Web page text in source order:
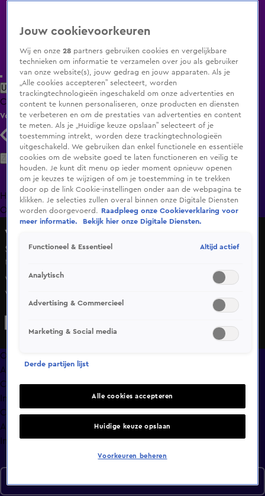
Uitzending Gemist Populaire programma's Zenders Genres
ClipsFilmsRadioSmart TV inlogShop
Volg KIJK
Zoeken
HomeUitzending Gemist Programma's De Bondgenoten
OranjezomerLivestreamsShop
Vandaag Inside
Seizoen 9, aflevering 91
Ma 25 mei, 21:36
Wilfred Genee, Johan Derksen, René van der Gijp en
Valentijn Driessen bespreken in razendsnel tempo de
actualiteit: kritiek van Catherine Keyl, slecht nieuws voor
Overzicht
Afleveringen
Clips
In de wandelgangen
Compilaties
Anderen keken ook
Info
Jouw cookievoorkeuren
Wij en onze28 partners gebruiken cookies en vergelijkbare
technieken om informatie te verzamelen over jou als gebruiker
van onze website(s), jouw gedrag en jouw apparaten. Als je
„Alle cookies accepteren” selecteert, worden
trackingtechnologieën ingeschakeld om onze advertenties en
content te kunnen personaliseren, onze producten en diensten
te verbeteren en om de prestaties van advertenties en content
te meten. Als je „Huidige keuze opslaan” selecteert of je
toestemming intrekt, worden deze trackingtechnologieën
uitgeschakeld. We gebruiken dan enkel functionele en essentiële
cookies om de website goed te laten functioneren en veilig te
houden. Je kunt dit menu op ieder moment opnieuw openen
om je keuzes te wijzigen of om je toestemming in te trekken
door op de link Cookie-instellingen onder aan de webpagina te
klikken. Je selecties zullen overal binnen onze Digitale Diensten
worden doorgevoerd.
Raadpleeg onze Cookieverklaring voor
meer informatie.
Bekijk hier onze Digitale Diensten.
Functioneel & Essentieel Altijd actief
Analytisch
Advertising & Commercieel
Marketing & Social media
Derde partijen lijst
Alle cookies accepteren
Huidige keuze opslaan
Voorkeuren beheren